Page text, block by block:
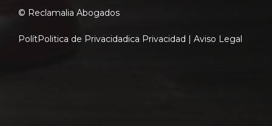
© Reclamalia Abogados
PolítPolitica de Privacidadica Privacidad | Aviso Legal